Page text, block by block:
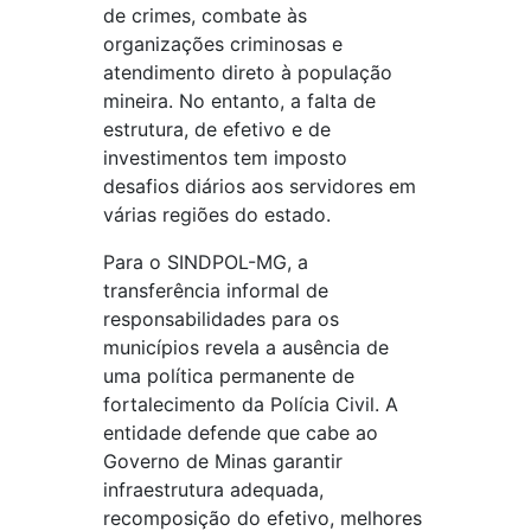
de crimes, combate às
organizações criminosas e
atendimento direto à população
mineira. No entanto, a falta de
estrutura, de efetivo e de
investimentos tem imposto
desafios diários aos servidores em
várias regiões do estado.
Para o SINDPOL-MG, a
transferência informal de
responsabilidades para os
municípios revela a ausência de
uma política permanente de
fortalecimento da Polícia Civil. A
entidade defende que cabe ao
Governo de Minas garantir
infraestrutura adequada,
recomposição do efetivo, melhores